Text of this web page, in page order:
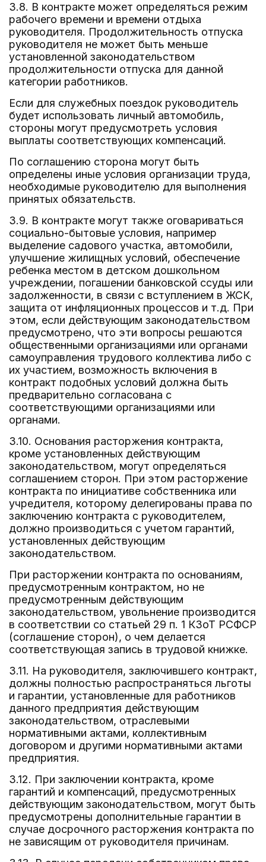
3.8. В контракте может определяться режим
рабочего времени и времени отдыха
руководителя. Продолжительность отпуска
руководителя не может быть меньше
установленной законодательством
продолжительности отпуска для данной
категории работников.
Если для служебных поездок руководитель
будет использовать личный автомобиль,
стороны могут предусмотреть условия
выплаты соответствующих компенсаций.
По соглашению сторона могут быть
определены иные условия организации труда,
необходимые руководителю для выполнения
принятых обязательств.
3.9. В контракте могут также оговариваться
социально-бытовые условия, например
выделение садового участка, автомобили,
улучшение жилищных условий, обеспечение
ребенка местом в детском дошкольном
учреждении, погашении банковской ссуды или
задолженности, в связи с вступлением в ЖСК,
защита от инфляционных процессов и т.д. При
этом, если действующим законодательством
предусмотрено, что эти вопросы решаются
общественными организациями или органами
самоуправления трудового коллектива либо с
их участием, возможность включения в
контракт подобных условий должна быть
предварительно согласована с
соответствующими организациями или
органами.
3.10. Основания расторжения контракта,
кроме установленных действующим
законодательством, могут определяться
соглашением сторон. При этом расторжение
контракта по инициативе собственника или
учредителя, которому делегированы права по
заключению контракта с руководителем,
должно производиться с учетом гарантий,
установленных действующим
законодательством.
При расторжении контракта по основаниям,
предусмотренным контрактом, но не
предусмотренным действующим
законодательством, увольнение производится
в соответствии со статьей 29 п. 1 КЗоТ РСФСР
(соглашение сторон), о чем делается
соответствующая запись в трудовой книжке.
3.11. На руководителя, заключившего контракт,
должны полностью распространяться льготы
и гарантии, установленные для работников
данного предприятия действующим
законодательством, отраслевыми
нормативными актами, коллективным
договором и другими нормативными актами
предприятия.
3.12. При заключении контракта, кроме
гарантий и компенсаций, предусмотренных
действующим законодательством, могут быть
предусмотрены дополнительные гарантии в
случае досрочного расторжения контракта по
не зависящим от руководителя причинам.